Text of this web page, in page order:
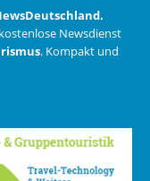
Newsdienst
. Kompakt und